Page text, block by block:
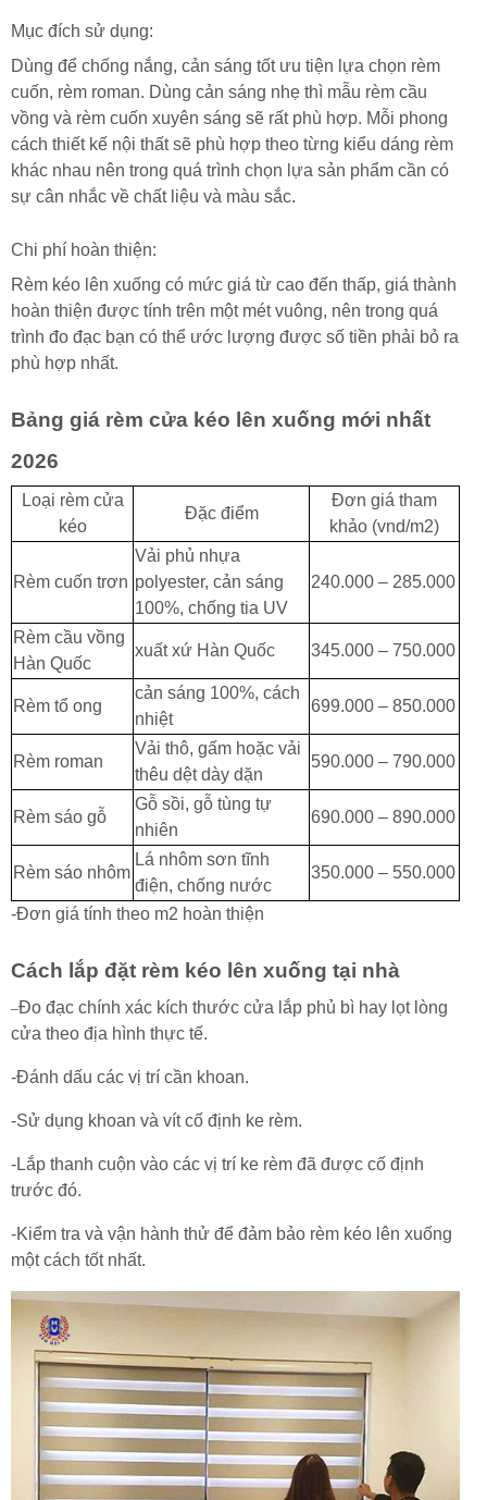
Mục đích sử dụng:
Dùng để chống nắng, cản sáng tốt ưu tiện lựa chọn rèm
cuốn, rèm roman. Dùng cản sáng nhẹ thì mẫu rèm cầu
vồng và rèm cuốn xuyên sáng sẽ rất phù hợp. Mỗi phong
cách thiết kế nội thất sẽ phù hợp theo từng kiểu dáng rèm
khác nhau nên trong quá trình chọn lựa sản phẩm cần có
sự cân nhắc về chất liệu và màu sắc.
Chi phí hoàn thiện:
Rèm kéo lên xuống có mức giá từ cao đến thấp, giá thành
hoàn thiện được tính trên một mét vuông, nên trong quá
trình đo đạc bạn có thể ước lượng được số tiền phải bỏ ra
phù hợp nhất.
Bảng giá rèm cửa kéo lên xuống mới nhất
2026
Loại rèm cửa
kéo
Đặc điểm
Đơn giá tham
khảo (vnd/m2)
Rèm cuốn trơn
Vải phủ nhựa
polyester, cản sáng
100%, chống tia UV
240.000 – 285.000
Rèm cầu vồng
Hàn Quốc
xuất xứ Hàn Quốc 345.000 – 750.000
Rèm tổ ong
cản sáng 100%, cách
nhiệt
699.000 – 850.000
Rèm roman
Vải thô, gấm hoặc vải
thêu dệt dày dặn
590.000 – 790.000
Rèm sáo gỗ
Gỗ sồi, gỗ tùng tự
nhiên
690.000 – 890.000
Rèm sáo nhôm
Lá nhôm sơn tĩnh
điện, chống nước
350.000 – 550.000
-Đơn giá tính theo m2 hoàn thiện
Cách lắp đặt rèm kéo lên xuống tại nhà
–Đo đạc chính xác kích thước cửa lắp phủ bì hay lọt lòng
cửa theo địa hình thực tế.
-Đánh dấu các vị trí cần khoan.
-Sử dụng khoan và vít cố định ke rèm.
-Lắp thanh cuộn vào các vị trí ke rèm đã được cố định
trước đó.
-Kiểm tra và vận hành thử để đảm bảo rèm kéo lên xuống
một cách tốt nhất.